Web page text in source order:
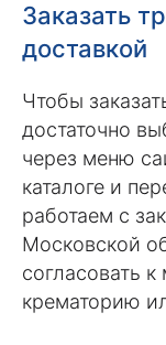
Заказать
доставкой
Чтобы
достаточно
через меню
каталоге и
работаем с
Московской
согласовать
крематорию